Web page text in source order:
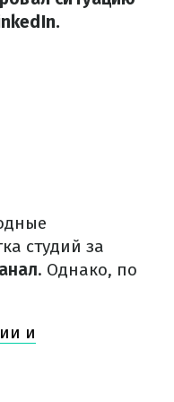
студий за
. Однако, по
и